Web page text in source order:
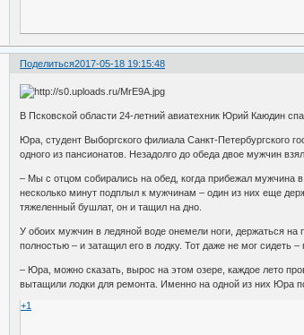
Поделиться2017-05-18 19:15:48
В Псковской области 24-летний авиатехник Юрий Каюдин
Юра, студент Выборгского филиала Санкт-Петербургского
одного из пансионатов. Незадолго до обеда двое мужчин
– Мы с отцом собирались на обед, когда прибежал мужчина
несколько минут подплыл к мужчинам – один из них еще
тяжеленный бушлат, он и тащил на дно.
У обоих мужчин в ледяной воде онемели ноги, держаться
полностью – и затащил его в лодку. Тот даже не мог сидеть
– Юра, можно сказать, вырос на этом озере, каждое лето
вытащили лодки для ремонта. Именно на одной из них Юра
+1